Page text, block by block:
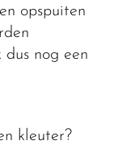
opspuiten
nog een
kleuter?